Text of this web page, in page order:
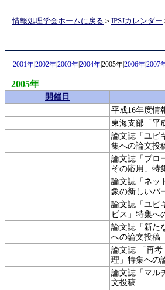
情報処理学会ホームに戻る ＞ IPSJカレンダー
2001年2002年2003年2004年|2005年|2006年2007
2005年
開催日
平成16年度情
東海支部「平
論文誌「ユビ
集への論文投
論文誌「ブロ
その応用」特
論文誌「ネッ
象の新しいパ
論文誌「ユビ
ビス」特集へ
論文誌「新た
への論文投稿
論文誌 「再
理」特集への
論文誌「マル
文投稿